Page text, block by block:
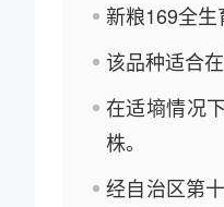
新粮169全生
该品种适合
在适墒情况
株。
经自治区第